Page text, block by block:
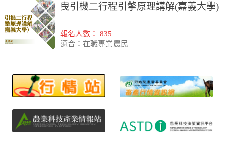
曳引機二行程引擎原理講解(嘉義大學)
報名人數： 835
適合：在職專業農民